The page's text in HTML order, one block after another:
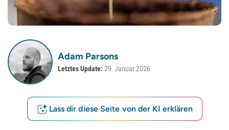
Adam Parsons
Letztes Update: 29. Januar 2026
Lass dir diese Seite von der KI erklären